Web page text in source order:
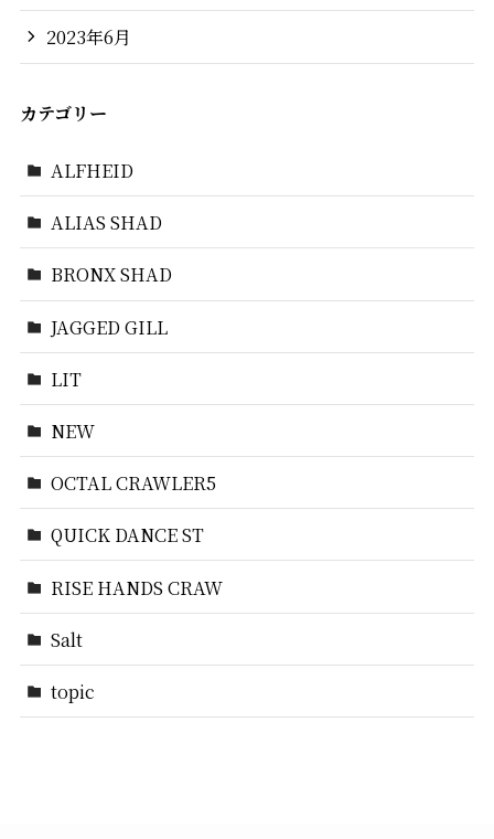
2023年6月
カテゴリー
ALFHEID
ALIAS SHAD
BRONX SHAD
JAGGED GILL
LIT
NEW
OCTAL CRAWLER5
QUICK DANCE ST
RISE HANDS CRAW
Salt
topic